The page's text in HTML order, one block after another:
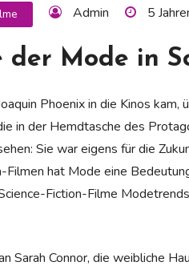
Admin 5
der Mode in
Phoenix in die Kinos kam,
in der Hemdtasche des
Sie war eigens für die
Filmen hat Mode eine
Fiction-Filme
Sarah Connor, die weibliche